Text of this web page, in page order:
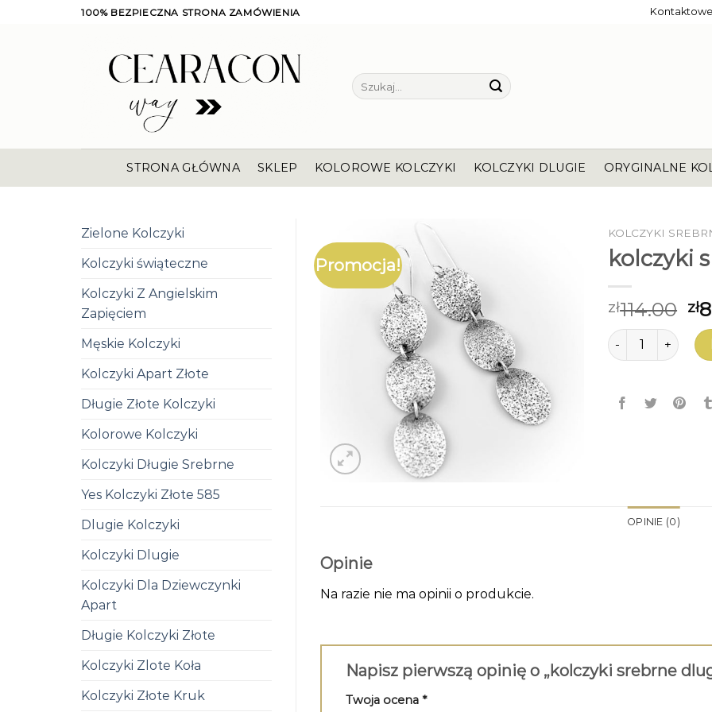
100% BEZPIECZNA STRONA ZAMÓWIENIA Kontaktowe
Szukaj:
STRONA GŁÓWNA SKLEP KOLOROWE KOLCZYKI KOLCZYKI DLUGIE ORYGINALNE
Zielone Kolczyki
Kolczyki świąteczne
Kolczyki Z Angielskim
Zapięciem
Męskie Kolczyki
Kolczyki Apart Złote
Długie Złote Kolczyki
Kolorowe Kolczyki
Kolczyki Długie Srebrne
Yes Kolczyki Złote 585
Dlugie Kolczyki
Kolczyki Dlugie
Kolczyki Dla Dziewczynki
Apart
Długie Kolczyki Złote
Kolczyki Zlote Koła
Kolczyki Złote Kruk
Promocja!
KOLCZYKI
kolczyki
zł114.00 zł
ilość kolczyki
OPINIE (0)
Opinie
Na razie nie ma opinii o produkcie.
Napisz pierwszą opinię o „kolczyki srebrne
Twoja ocena *